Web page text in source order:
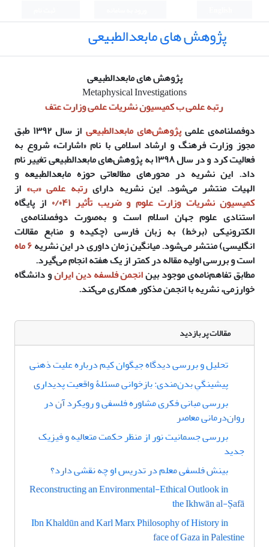
پژوهش های مابعدالطبیعی
پژوهش های مابعدالطبیعی
Metaphysical Investigations
رتبه علمی ب کمیسیون نشریات علمی وزارت عتف
دوفصلنامه‌ی علمیپژوهش‌های مابعدالطبیعی از سال ۱۳۹۲ طبق
مجوز وزارت فرهنگ و ارشاد اسلامی با نام «اشارات» شروع به
فعالیت کرد و در سال۱۳۹۸بهپژوهش‌های مابعدالطبیعیتغییر نام
داد. این نشریه در محورهای مطالعاتی حوزه مابعدالطبیعه و
الهیات منتشر می‌شود. این نشریه دارای رتبه علمی«ب» از
کمیسیون نشریات وزارت علوم و ضریب تأثیر ۰/۰۴۱
از پایگاه
استنادی علوم جهان اسلام است و به‌صورت دوفصلنامه‌ی
الکترونیکی (برخط) به زبان فارسی (چکیده و منابع مقالات
انگلیسی) منتشر می‌شود. میانگین زمان داوری در این نشریه
است و بررسی اولیه مقاله در کمتر از یک هفته انجام می‌گیرد.
مطابق تفاهم‌نامه‌ی موجود بینانجمن فلسفه دین ایرانو دانشگاه
خوارزمی، نشریه با انجمن مذکور همکاری می‌کند.
مقالات پر بازدید
تحلیل و بررسی دیدگاه جیگوان کیم درباره علیت ذهنی
پیشینگیِ بدن‌مندی: بازخوانی مسئلۀ واقعیت پدیداری
بررسی مبانی فکری مشاوره فلسفی و رویکرد آن در
روان‌درمانی معاصر
بررسی جسمانیت نور از منظر حکمت متعالیه و فیزیک
جدید
بینش فلسفی معلم در تدریس او چه نقشی دارد؟
Reconstructing an Environmental-Ethical Outlook in
the Ikhwān al-Ṣafā
Ibn Khaldūn and Karl Marx Philosophy of History in
face of Gaza in Palestine